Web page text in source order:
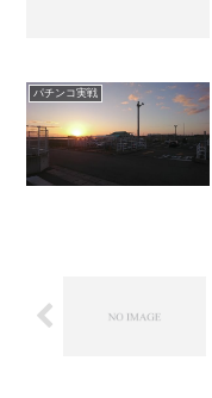
パチンコ実戦